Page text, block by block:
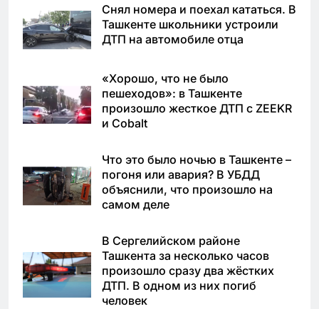
Снял номера и поехал кататься. В
Ташкенте школьники устроили
ДТП на автомобиле отца
«Хорошо, что не было
пешеходов»: в Ташкенте
произошло жесткое ДТП с ZEEKR
и Cobalt
Что это было ночью в Ташкенте –
погоня или авария? В УБДД
объяснили, что произошло на
самом деле
В Сергелийском районе
Ташкента за несколько часов
произошло сразу два жёстких
ДТП. В одном из них погиб
человек